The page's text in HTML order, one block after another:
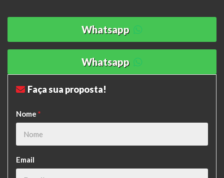
Whatsapp
Whatsapp
Faça sua proposta!
Nome *
Email